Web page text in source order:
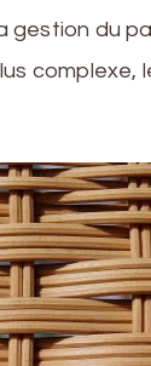
gestion du
complexe,